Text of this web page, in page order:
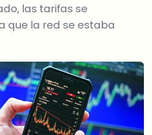
las tarifas se
que la red se estaba